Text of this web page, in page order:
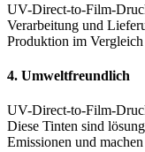
UV-Direct-to-Film-
Verarbeitung und
Produktion im
4. Umweltfreundlich
UV-Direct-to-Film-
Diese Tinten sind
Emissionen und